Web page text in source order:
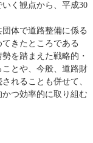
く観点から、平成30
体で道路整備に係る
きたところである
を踏まえた戦略的・
とや、今般、道路財
れることも併せて、
つ効率的に取り組む